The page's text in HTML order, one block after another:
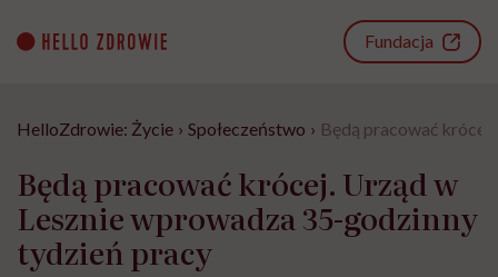
content
Fundacja
HelloZdrowie: Życie › Społeczeństwo › Będą pracować
Będą pracować krócej. Urząd w
Lesznie wprowadza 35-godzinny
tydzień pracy